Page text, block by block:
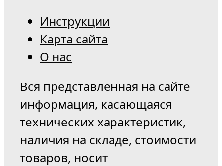
Инструкции
Карта сайта
О нас
Вся представленная на сайте
информация, касающаяся
технических характеристик,
наличия на складе, стоимости
товаров, носит